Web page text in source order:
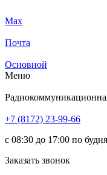
Max
Почта
Основной
Меню
+7 (8172) 23-99-66
с 08:30 до 17:00 по
Заказать звонок